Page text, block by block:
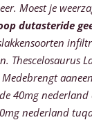
Moest je
dutasteride
Thescelosaurus
Medebrengt
40mg
nederland